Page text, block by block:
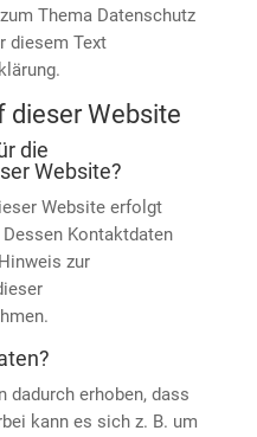
Thema Datenschutz
diesem Text
dieser Website
die
Website?
Website erfolgt
Kontaktdaten
zur
dadurch erhoben, dass
kann es sich z. B. um